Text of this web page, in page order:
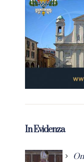
In Evidenza